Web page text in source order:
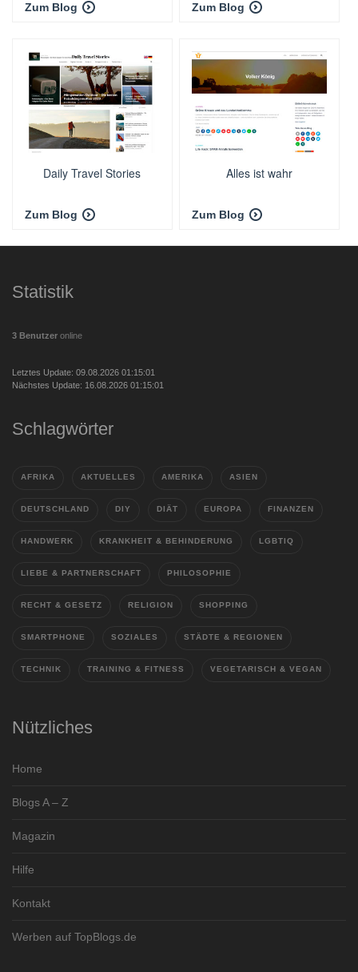
Zum Blog Zum Blog
Daily Travel Stories
Zum Blog
Alles ist wahr
Zum Blog
Statistik
3 Benutzer online
Letztes Update: 09.08.2026 01:15:01
Nächstes Update: 16.08.2026 01:15:01
Schlagwörter
AFRIKA AKTUELLES AMERIKA ASIEN
DEUTSCHLAND DIY DIÄT EUROPA FINANZEN
HANDWERK KRANKHEIT & BEHINDERUNG LGBTIQ
LIEBE & PARTNERSCHAFT PHILOSOPHIE
RECHT & GESETZ RELIGION SHOPPING
SMARTPHONE SOZIALES STÄDTE & REGIONEN
TECHNIK TRAINING & FITNESS VEGETARISCH & VEGAN
Nützliches
Home
Blogs A – Z
Magazin
Hilfe
Kontakt
Werben auf TopBlogs.de